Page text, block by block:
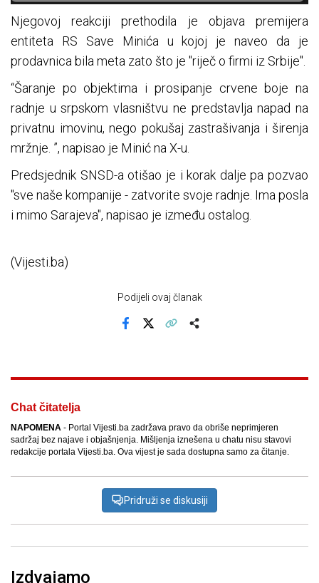
Njegovoj reakciji prethodila je objava premijera
entiteta RS Save Minića u kojoj je naveo da je
prodavnica bila meta zato što je "riječ o firmi iz Srbije".
“Šaranje po objektima i prosipanje crvene boje na
radnje u srpskom vlasništvu ne predstavlja napad na
privatnu imovinu, nego pokušaj zastrašivanja i širenja
mržnje. ”, napisao je Minić na X-u.
Predsjednik SNSD-a otišao je i korak dalje pa pozvao
"sve naše kompanije - zatvorite svoje radnje. Ima posla
i mimo Sarajeva", napisao je između ostalog.
(Vijesti.ba)
Podijeli ovaj članak
Facebook
Chat čitatelja
NAPOMENA - Portal Vijesti.ba zadržava pravo da obriše neprimjeren
sadržaj bez najave i objašnjenja. Mišljenja iznešena u chatu nisu stavovi
redakcije portala Vijesti.ba. Ova vijest je sada dostupna samo za čitanje.
Pridruži se diskusiji
Izdvajamo